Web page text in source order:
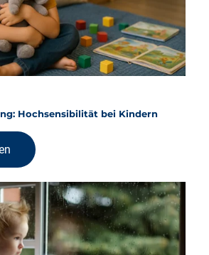
Hochsensibilität bei Kindern